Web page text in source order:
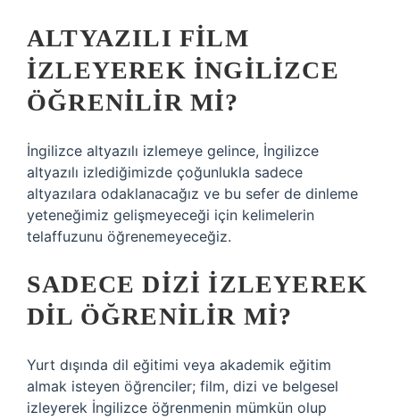
ALTYAZILI FILM
IZLEYEREK İNGILIZCE
ÖĞRENILIR MI?
İngilizce altyazılı izlemeye gelince, İngilizce
altyazılı izlediğimizde çoğunlukla sadece
altyazılara odaklanacağız ve bu sefer de dinleme
yeteneğimiz gelişmeyeceği için kelimelerin
telaffuzunu öğrenemeyeceğiz.
SADECE DIZI IZLEYEREK
DIL ÖĞRENILIR MI?
Yurt dışında dil eğitimi veya akademik eğitim
almak isteyen öğrenciler; film, dizi ve belgesel
izleyerek İngilizce öğrenmenin mümkün olup